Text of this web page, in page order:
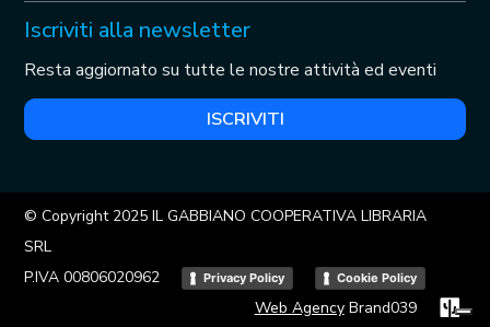
Iscriviti alla newsletter
Resta aggiornato su tutte le nostre attività ed eventi
ISCRIVITI
© Copyright 2025 IL GABBIANO COOPERATIVA LIBRARIA
SRL
P.IVA 00806020962
Privacy Policy Cookie Policy
Web AgencyBrand039